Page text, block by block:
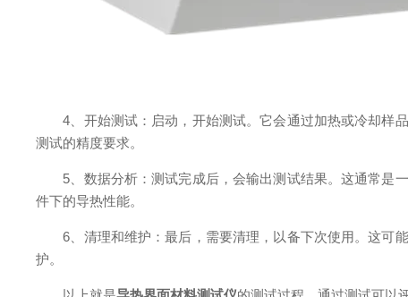
4、开始测试：启动，开始测试。它会通过加热或冷却样品
测试的精度要求。
5、数据分析：测试完成后，会输出测试结果。这通常是一
件下的导热性能。
6、清理和维护：最后，需要清理，以备下次使用。这可能
护。